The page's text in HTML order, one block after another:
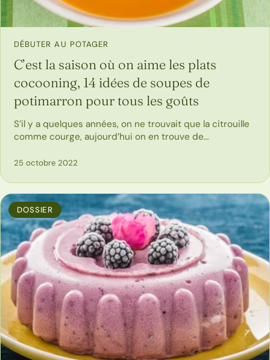
DÉBUTER AU POTAGER
C’est la saison où on aime les plats
cocooning, 14 idées de soupes de
potimarron pour tous les goûts
S’il y a quelques années, on ne trouvait que la citrouille
comme courge, aujourd’hui on en trouve de…
25 octobre 2022
DOSSIER